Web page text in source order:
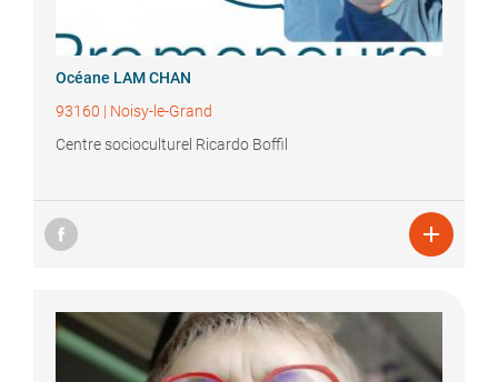
Océane LAM CHAN
93160 | Noisy-le-Grand
Centre socioculturel Ricardo Boffil
